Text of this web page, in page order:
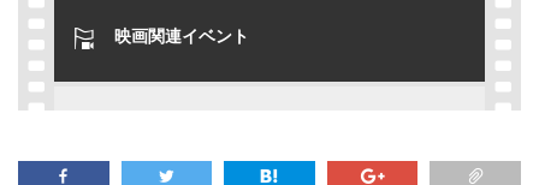
映画関連イベント